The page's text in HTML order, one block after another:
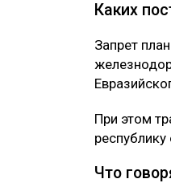
Каких
Запрет
При этом
Что